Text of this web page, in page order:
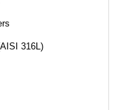
316L)